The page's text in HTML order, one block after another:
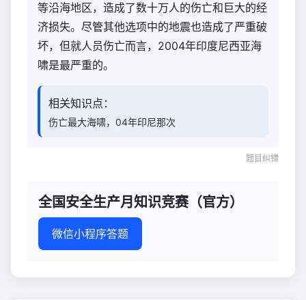
等沿海地区，造成了数十万人的伤亡和巨大的经
济损失。尽管其他选项中的地震也造成了严重破
坏，但就人员伤亡而言，2004年印度尼西亚海
啸是最严重的。
相关知识点：
伤亡最大海啸，04年印尼那次
题目纠错
全国安全生产月知识竞赛（官方）
微信小程序答题